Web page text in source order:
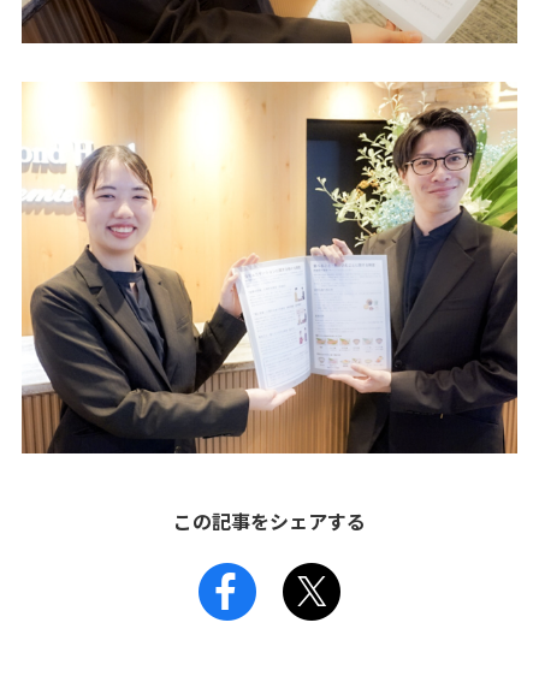
この記事をシェアする